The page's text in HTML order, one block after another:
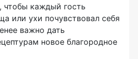
чтобы каждый гость
или ухи почувствовал себя
важно дать
новое благородное